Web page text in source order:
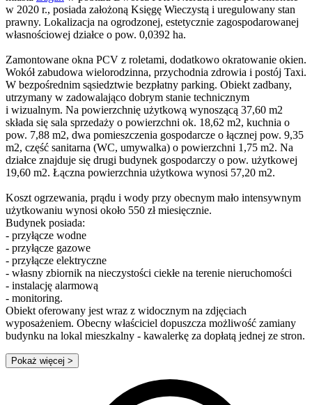
w 2020 r., posiada założoną Księgę Wieczystą i uregulowany stan
prawny. Lokalizacja na ogrodzonej, estetycznie zagospodarowanej
własnościowej działce o pow. 0,0392 ha.
Zamontowane okna PCV z roletami, dodatkowo okratowanie okien.
Wokół zabudowa wielorodzinna, przychodnia zdrowia i postój Taxi.
W bezpośrednim sąsiedztwie bezpłatny parking. Obiekt zadbany,
utrzymany w zadowalająco dobrym stanie technicznym
i wizualnym. Na powierzchnię użytkową wynoszącą 37,60 m2
składa się sala sprzedaży o powierzchni ok. 18,62 m2, kuchnia o
pow. 7,88 m2, dwa pomieszczenia gospodarcze o łącznej pow. 9,35
m2, część sanitarna (WC, umywalka) o powierzchni 1,75 m2. Na
działce znajduje się drugi budynek gospodarczy o pow. użytkowej
19,60 m2. Łączna powierzchnia użytkowa wynosi 57,20 m2.
Koszt ogrzewania, prądu i wody przy obecnym mało intensywnym
użytkowaniu wynosi około 550 zł miesięcznie.
Budynek posiada:
- przyłącze wodne
- przyłącze gazowe
- przyłącze elektryczne
- własny zbiornik na nieczystości ciekłe na terenie nieruchomości
- instalację alarmową
- monitoring.
Obiekt oferowany jest wraz z widocznym na zdjęciach
wyposażeniem. Obecny właściciel dopuszcza możliwość zamiany
budynku na lokal mieszkalny - kawalerkę za dopłatą jednej ze stron.
Pokaż więcej >